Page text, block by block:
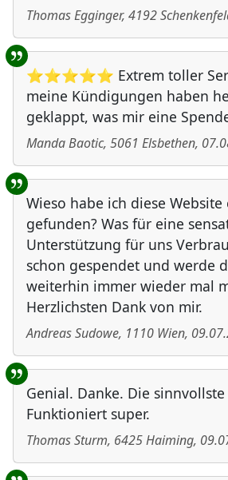
Thomas Egginger, 4192
⭐⭐⭐⭐⭐ Extrem toller
meine Kündigungen haben
geklappt, was mir eine
Manda Baotic, 5061 Elsbethen,
Wieso habe ich diese Website
gefunden? Was für eine
Unterstützung für uns
schon gespendet und werde
weiterhin immer wieder mal
Herzlichsten Dank von mir.
Andreas Sudowe, 1110 Wien,
Genial. Danke. Die
Funktioniert super.
Thomas Sturm, 6425Haiming,